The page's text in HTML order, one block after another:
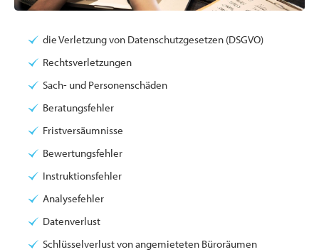
die Verletzung von Datenschutzgesetzen (DSGVO)
Rechtsverletzungen
Sach- und Personenschäden
Beratungsfehler
Fristversäumnisse
Bewertungsfehler
Instruktionsfehler
Analysefehler
Datenverlust
Schlüsselverlust von angemieteten Büroräumen